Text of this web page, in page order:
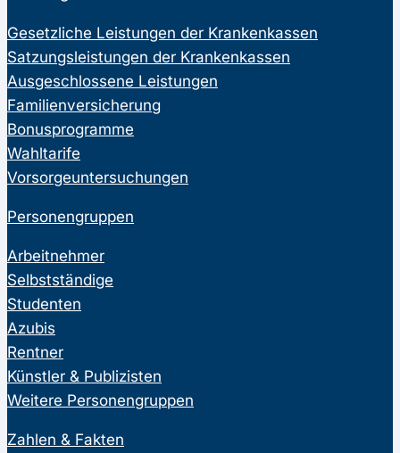
Gesetzliche Leistungen der Krankenkassen
Satzungsleistungen der Krankenkassen
Ausgeschlossene Leistungen
Familienversicherung
Bonusprogramme
Wahltarife
Vorsorgeuntersuchungen
Personengruppen
Arbeitnehmer
Selbstständige
Studenten
Azubis
Rentner
Künstler & Publizisten
Weitere Personengruppen
Zahlen & Fakten